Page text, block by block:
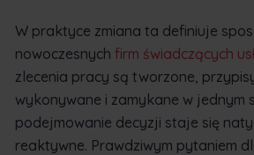
W praktyce zmiana ta definiuje
nowoczesnych firm świadczących
zlecenia pracy są tworzone,
wykonywane i zamykane w jednym
podejmowanie decyzji staje się
reaktywne. Prawdziwym pytaniem